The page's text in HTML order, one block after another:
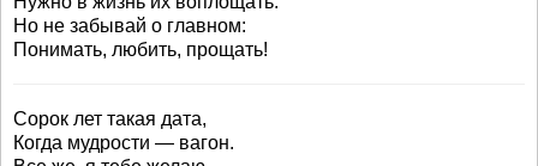
Но не забывай о главном:
Понимать, любить, прощать!
Сорок лет такая дата,
Когда мудрости — вагон.